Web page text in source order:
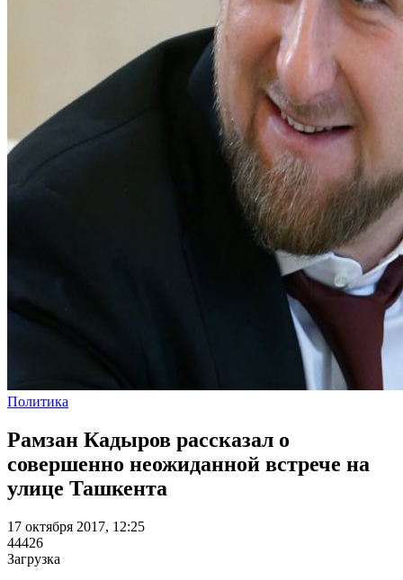
Политика
Рамзан Кадыров рассказал о
совершенно неожиданной встрече на
улице Ташкента
17 октября 2017, 12:25
44426
Загрузка